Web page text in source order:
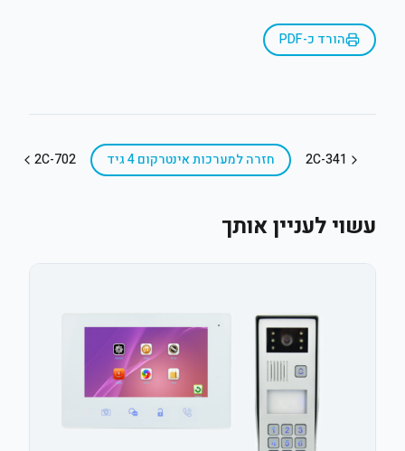
הורד כ-PDF
2C-341 חזרה למערכות אינטרקום 4 גיד 2C-702
עשוי לעניין אותך